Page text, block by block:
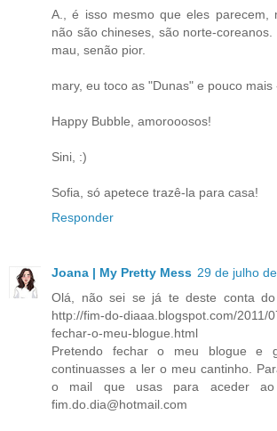
A., é isso mesmo que eles parecem,
não são chineses, são norte-
mau, senão pior.
mary, eu toco as "Dunas" e pouco mais
Happy Bubble, amorooosos!
Sini, :)
Sofia, só apetece trazê-la para casa!
Responder
Joana | My Pretty Mess 29 de julho
Olá, não sei se já te deste conta
http://fim-do-diaaa.blogspot.com/2011/
fechar-o-meu-blogue.html
Pretendo fechar o meu blogue e
continuasses a ler o meu cantinho.
o mail que usas para aceder
fim.do.dia@hotmail.com